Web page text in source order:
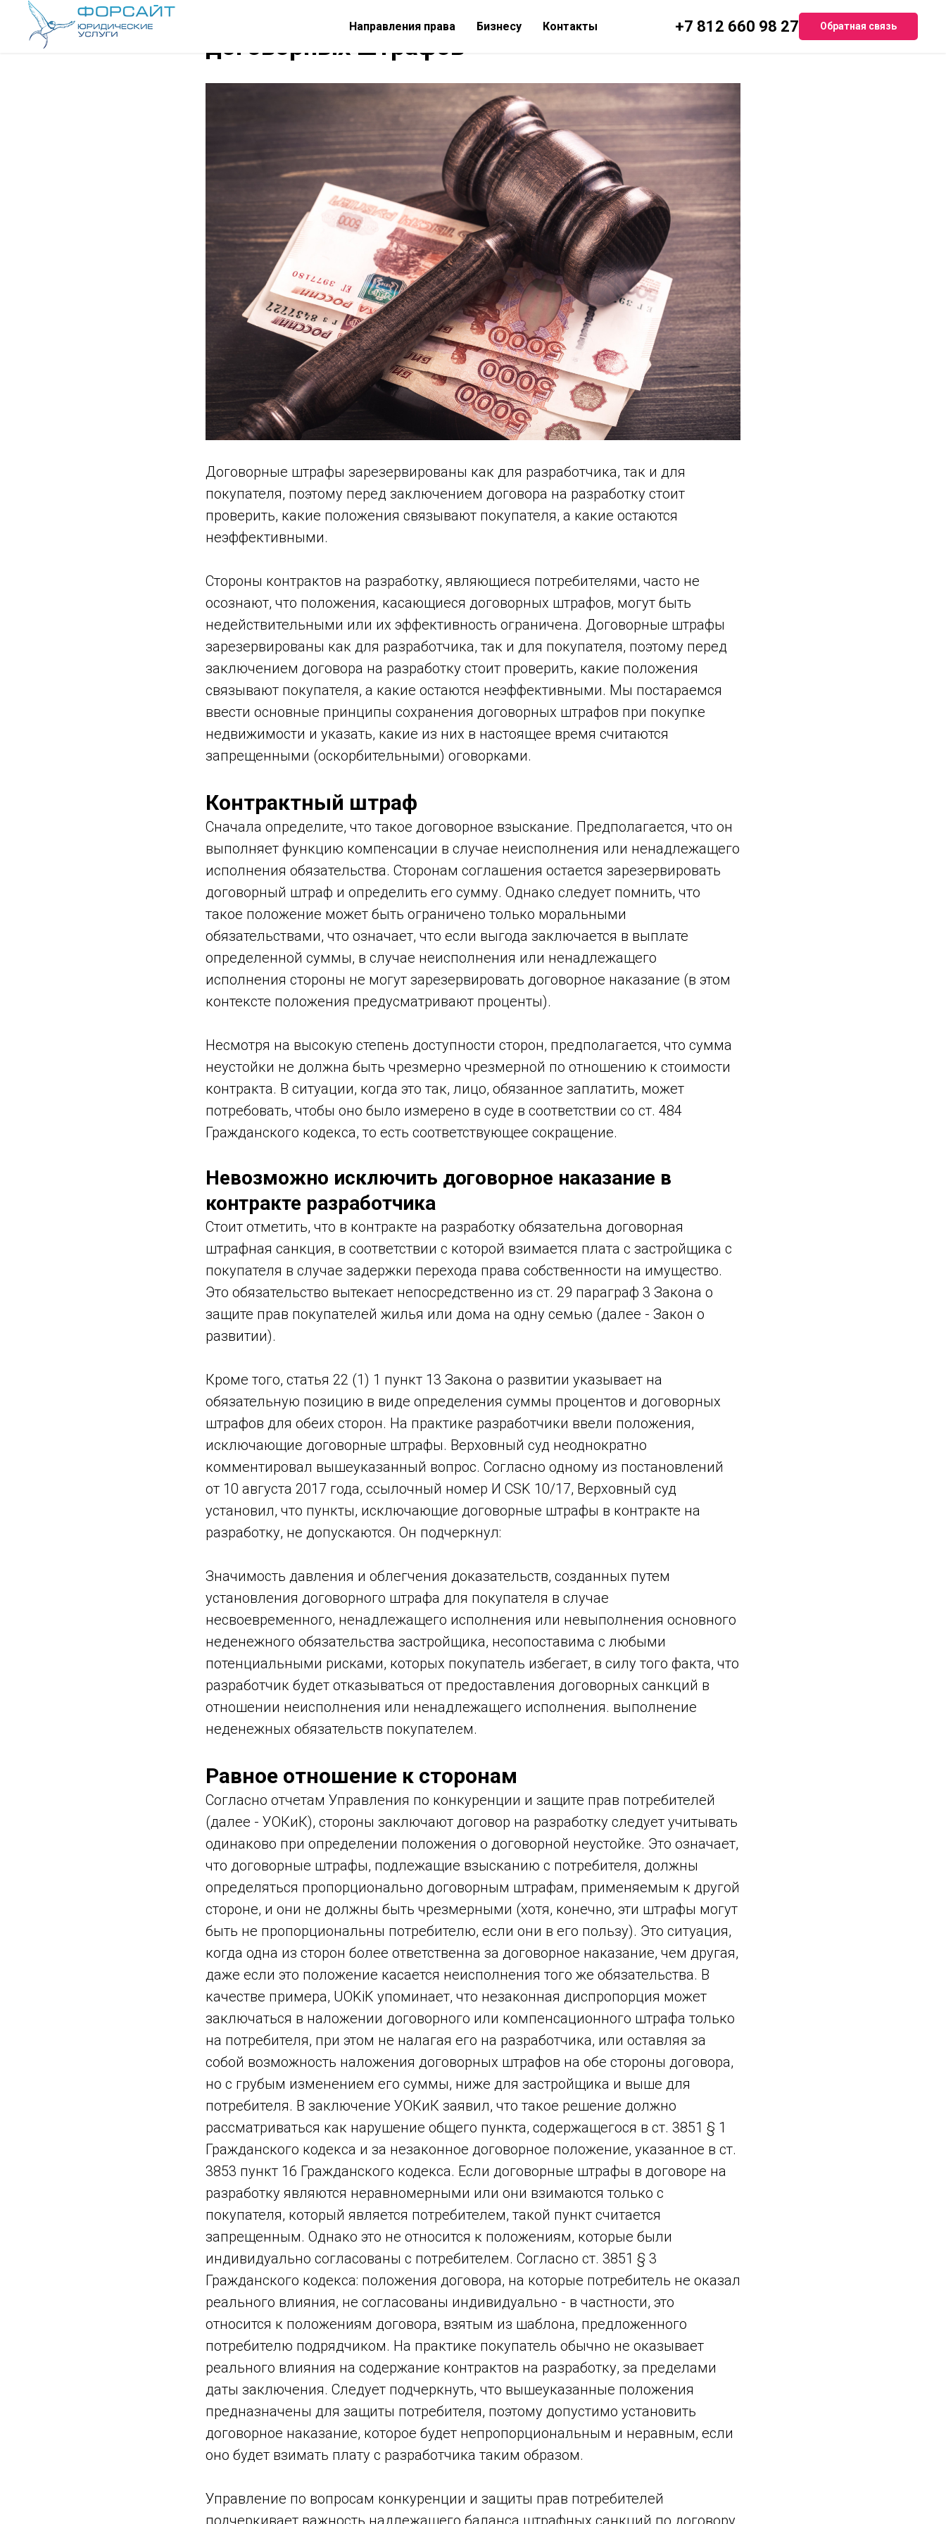
Направления права Бизнесу Контакты +7 812 660 98 27 Обратная связь
Остерегайтесь запрещенных положений и
договорных штрафов
Договорные штрафы зарезервированы как для разработчика, так и для
покупателя, поэтому перед заключением договора на разработку стоит
проверить, какие положения связывают покупателя, а какие остаются
неэффективными.
Стороны контрактов на разработку, являющиеся потребителями, часто не
осознают, что положения, касающиеся договорных штрафов, могут быть
недействительными или их эффективность ограничена. Договорные штрафы
зарезервированы как для разработчика, так и для покупателя, поэтому перед
заключением договора на разработку стоит проверить, какие положения
связывают покупателя, а какие остаются неэффективными. Мы постараемся
ввести основные принципы сохранения договорных штрафов при покупке
недвижимости и указать, какие из них в настоящее время считаются
запрещенными (оскорбительными) оговорками.
Контрактный штраф
Сначала определите, что такое договорное взыскание. Предполагается, что он
выполняет функцию компенсации в случае неисполнения или ненадлежащего
исполнения обязательства. Сторонам соглашения остается зарезервировать
договорный штраф и определить его сумму. Однако следует помнить, что
такое положение может быть ограничено только моральными
обязательствами, что означает, что если выгода заключается в выплате
определенной суммы, в случае неисполнения или ненадлежащего
исполнения стороны не могут зарезервировать договорное наказание (в этом
контексте положения предусматривают проценты).
Несмотря на высокую степень доступности сторон, предполагается, что сумма
неустойки не должна быть чрезмерно чрезмерной по отношению к стоимости
контракта. В ситуации, когда это так, лицо, обязанное заплатить, может
потребовать, чтобы оно было измерено в суде в соответствии со ст. 484
Гражданского кодекса, то есть соответствующее сокращение.
Невозможно исключить договорное наказание в
контракте разработчика
Стоит отметить, что в контракте на разработку обязательна договорная
штрафная санкция, в соответствии с которой взимается плата с застройщика с
покупателя в случае задержки перехода права собственности на имущество.
Это обязательство вытекает непосредственно из ст. 29 параграф 3 Закона о
защите прав покупателей жилья или дома на одну семью (далее - Закон о
развитии).
Кроме того, статья 22 (1) 1 пункт 13 Закона о развитии указывает на
обязательную позицию в виде определения суммы процентов и договорных
штрафов для обеих сторон. На практике разработчики ввели положения,
исключающие договорные штрафы. Верховный суд неоднократно
комментировал вышеуказанный вопрос. Согласно одному из постановлений
от 10 августа 2017 года, ссылочный номер И CSK 10/17, Верховный суд
установил, что пункты, исключающие договорные штрафы в контракте на
разработку, не допускаются. Он подчеркнул:
Значимость давления и облегчения доказательств, созданных путем
установления договорного штрафа для покупателя в случае
несвоевременного, ненадлежащего исполнения или невыполнения основного
неденежного обязательства застройщика, несопоставима с любыми
потенциальными рисками, которых покупатель избегает, в силу того факта, что
разработчик будет отказываться от предоставления договорных санкций в
отношении неисполнения или ненадлежащего исполнения. выполнение
неденежных обязательств покупателем.
Равное отношение к сторонам
Согласно отчетам Управления по конкуренции и защите прав потребителей
(далее - УОКиК), стороны заключают договор на разработку следует учитывать
одинаково при определении положения о договорной неустойке. Это означает,
что договорные штрафы, подлежащие взысканию с потребителя, должны
определяться пропорционально договорным штрафам, применяемым к другой
стороне, и они не должны быть чрезмерными (хотя, конечно, эти штрафы могут
быть не пропорциональны потребителю, если они в его пользу). Это ситуация,
когда одна из сторон более ответственна за договорное наказание, чем другая,
даже если это положение касается неисполнения того же обязательства. В
качестве примера, UOKiK упоминает, что незаконная диспропорция может
заключаться в наложении договорного или компенсационного штрафа только
на потребителя, при этом не налагая его на разработчика, или оставляя за
собой возможность наложения договорных штрафов на обе стороны договора,
но с грубым изменением его суммы, ниже для застройщика и выше для
потребителя. В заключение УОКиК заявил, что такое решение должно
рассматриваться как нарушение общего пункта, содержащегося в ст. 3851 § 1
Гражданского кодекса и за незаконное договорное положение, указанное в ст.
3853 пункт 16 Гражданского кодекса. Если договорные штрафы в договоре на
разработку являются неравномерными или они взимаются только с
покупателя, который является потребителем, такой пункт считается
запрещенным. Однако это не относится к положениям, которые были
индивидуально согласованы с потребителем. Согласно ст. 3851 § 3
Гражданского кодекса: положения договора, на которые потребитель не оказал
реального влияния, не согласованы индивидуально - в частности, это
относится к положениям договора, взятым из шаблона, предложенного
потребителю подрядчиком. На практике покупатель обычно не оказывает
реального влияния на содержание контрактов на разработку, за пределами
даты заключения. Следует подчеркнуть, что вышеуказанные положения
предназначены для защиты потребителя, поэтому допустимо установить
договорное наказание, которое будет непропорциональным и неравным, если
оно будет взимать плату с разработчика таким образом.
Управление по вопросам конкуренции и защиты прав потребителей
подчеркивает важность надлежащего баланса штрафных санкций по договору.